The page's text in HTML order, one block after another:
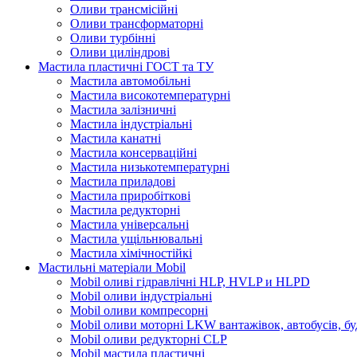
Оливи трансмісійні
Оливи трансформаторні
Оливи турбінні
Оливи циліндрові
Мастила пластичні ГОСТ та ТУ
Мастила автомобільні
Мастила високотемпературні
Мастила залізничні
Мастила індустріальні
Мастила канатні
Мастила консерваційні
Мастила низькотемпературні
Мастила приладові
Мастила приробіткові
Мастила редукторні
Мастила універсальні
Мастила ущільнювальні
Мастила хімічностійкі
Мастильні матеріали Mobil
Mobil оливі гідравлічні HLP, HVLP и HLPD
Mobil оливи індустріальні
Mobil оливи компресорні
Mobil оливи моторні LKW вантажівок, автобусів,
Mobil оливи редукторні CLP
Mobil мастила пластичні